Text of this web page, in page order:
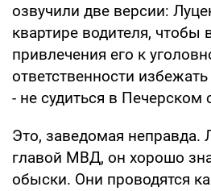
озвучили две версии:
квартире водителя, чтобы
привлечения его к
ответственности
- не судиться в Печерском
Это, заведомая неправда.
главой МВД, он хорошо
обыски. Они проводятся